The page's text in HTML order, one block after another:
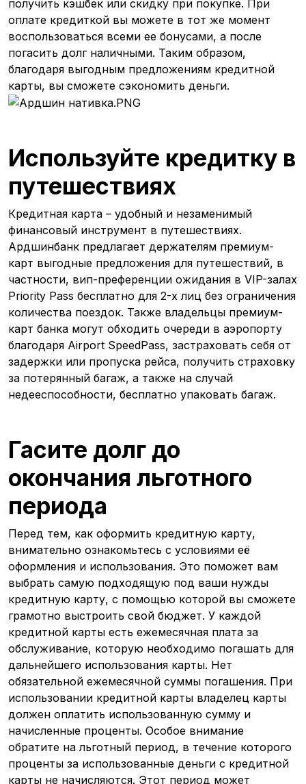
получить кэшбек или скидку при покупке. При
оплате кредиткой вы можете в тот же момент
воспользоваться всеми ее бонусами, а после
погасить долг наличными. Таким образом,
благодаря выгодным предложениям кредитной
карты, вы сможете сэкономить деньги.
Используйте кредитку в
путешествиях
Кредитная карта – удобный и незаменимый
финансовый инструмент в путешествиях.
Ардшинбанк предлагает держателям премиум-
карт выгодные предложения для путешествий, в
частности, вип-преференции ожидания в VIP-залах
Priority Pass бесплатно для 2-х лиц без ограничения
количества поездок. Также владельцы премиум-
карт банка могут обходить очереди в аэропорту
благодаря Airport SpeedPass, застраховать себя от
задержки или пропуска рейса, получить страховку
за потерянный багаж, а также на случай
недееспособности, бесплатно упаковать багаж.
Гасите долг до
окончания льготного
периода
Перед тем, как оформить кредитную карту,
внимательно ознакомьтесь с условиями её
оформления и использования. Это поможет вам
выбрать самую подходящую под ваши нужды
кредитную карту, с помощью которой вы сможете
грамотно выстроить свой бюджет. У каждой
кредитной карты есть ежемесячная плата за
обслуживание, которую необходимо погашать для
дальнейшего использования карты. Нет
обязательной ежемесячной суммы погашения. При
использовании кредитной карты владелец карты
должен оплатить использованную сумму и
начисленные проценты. Особое внимание
обратите на льготный период, в течение которого
проценты за использованные деньги с кредитной
карты не начисляются. Этот период может